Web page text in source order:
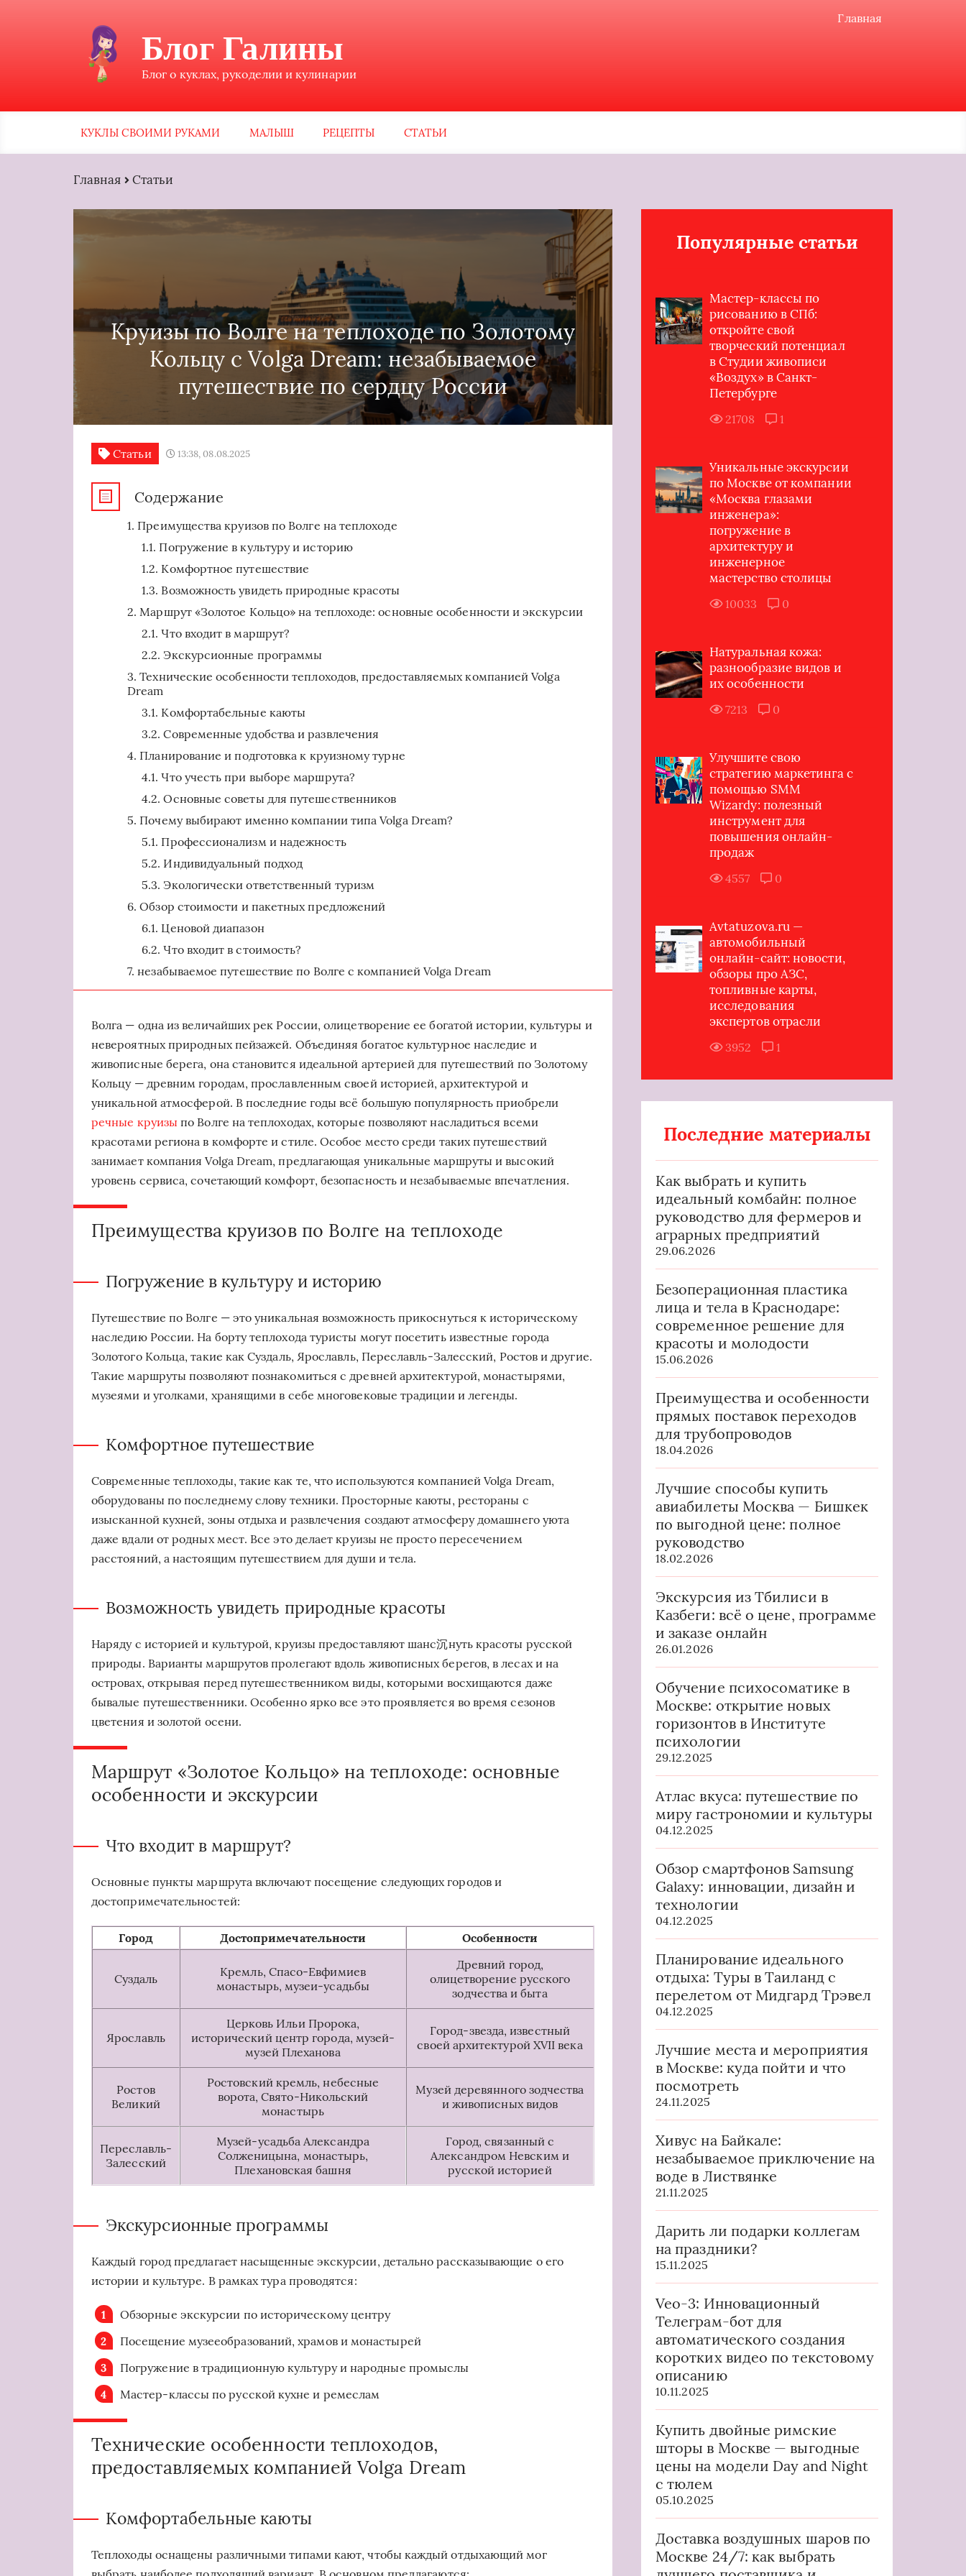
Главная
Блог Галины
Блог о куклах, рукоделии и кулинарии
КУКЛЫ СВОИМИ РУКАМИ МАЛЫШ РЕЦЕПТЫ СТАТЬИ
Главная Статьи
Круизы по Волге на теплоходе по Золотому
Кольцу с Volga Dream: незабываемое
путешествие по сердцу России
Статьи 13:38, 08.08.2025
Содержание
Преимущества круизов по Волге на теплоходе
Погружение в культуру и историю
Комфортное путешествие
Возможность увидеть природные красоты
Маршрут «Золотое Кольцо» на теплоходе: основные особенности и экскурсии
Что входит в маршрут?
Экскурсионные программы
Технические особенности теплоходов, предоставляемых компанией Volga
Dream
Комфортабельные каюты
Современные удобства и развлечения
Планирование и подготовка к круизному турне
Что учесть при выборе маршрута?
Основные советы для путешественников
Почему выбирают именно компании типа Volga Dream?
Профессионализм и надежность
Индивидуальный подход
Экологически ответственный туризм
Обзор стоимости и пакетных предложений
Ценовой диапазон
Что входит в стоимость?
незабываемое путешествие по Волге с компанией Volga Dream
Волга — одна из величайших рек России, олицетворение ее богатой истории, культуры и
невероятных природных пейзажей. Объединяя богатое культурное наследие и
живописные берега, она становится идеальной артерией для путешествий по Золотому
Кольцу — древним городам, прославленным своей историей, архитектурой и
уникальной атмосферой. В последние годы всё большую популярность приобрели
речные круизы по Волге на теплоходах, которые позволяют насладиться всеми
красотами региона в комфорте и стиле. Особое место среди таких путешествий
занимает компания Volga Dream, предлагающая уникальные маршруты и высокий
уровень сервиса, сочетающий комфорт, безопасность и незабываемые впечатления.
Преимущества круизов по Волге на теплоходе
Погружение в культуру и историю
Путешествие по Волге — это уникальная возможность прикоснуться к историческому
наследию России. На борту теплохода туристы могут посетить известные города
Золотого Кольца, такие как Суздаль, Ярославль, Переславль-Залесский, Ростов и другие.
Такие маршруты позволяют познакомиться с древней архитектурой, монастырями,
музеями и уголками, хранящими в себе многовековые традиции и легенды.
Комфортное путешествие
Современные теплоходы, такие как те, что используются компанией Volga Dream,
оборудованы по последнему слову техники. Просторные каюты, рестораны с
изысканной кухней, зоны отдыха и развлечения создают атмосферу домашнего уюта
даже вдали от родных мест. Все это делает круизы не просто пересечением
расстояний, а настоящим путешествием для души и тела.
Возможность увидеть природные красоты
Наряду с историей и культурой, круизы предоставляют шанс沉нуть красоты русской
природы. Варианты маршрутов пролегают вдоль живописных берегов, в лесах и на
островах, открывая перед путешественником виды, которыми восхищаются даже
бывалые путешественники. Особенно ярко все это проявляется во время сезонов
цветения и золотой осени.
Маршрут «Золотое Кольцо» на теплоходе: основные
особенности и экскурсии
Что входит в маршрут?
Основные пункты маршрута включают посещение следующих городов и
достопримечательностей:
Город Достопримечательности Особенности
Суздаль
Кремль, Спасо-Евфимиев
монастырь, музеи-усадьбы
Древний город,
олицетворение русского
зодчества и быта
Ярославль
Церковь Ильи Пророка,
исторический центр города, музей-
музей Плеханова
Город-звезда, известный
своей архитектурой XVII века
Ростов
Великий
Ростовский кремль, небесные
ворота, Свято-Никольский
монастырь
Музей деревянного зодчества
и живописных видов
Переславль-
Залесский
Музей-усадьба Александра
Солженицына, монастырь,
Плехановская башня
Город, связанный с
Александром Невским и
русской историей
Экскурсионные программы
Каждый город предлагает насыщенные экскурсии, детально рассказывающие о его
истории и культуре. В рамках тура проводятся:
Обзорные экскурсии по историческому центру
Посещение музееобразований, храмов и монастырей
Погружение в традиционную культуру и народные промыслы
Мастер-классы по русской кухне и ремеслам
Технические особенности теплоходов,
предоставляемых компанией Volga Dream
Комфортабельные каюты
Теплоходы оснащены различными типами кают, чтобы каждый отдыхающий мог
Популярные статьи
Мастер-классы по
рисованию в СПб:
откройте свой
творческий потенциал
в Студии живописи
«Воздух» в Санкт-
Петербурге
21708 1
Уникальные экскурсии
по Москве от компании
«Москва глазами
инженера»:
погружение в
архитектуру и
инженерное
мастерство столицы
10033 0
Натуральная кожа:
разнообразие видов и
их особенности
7213 0
Улучшите свою
стратегию маркетинга с
помощью SMM
Wizardy: полезный
инструмент для
повышения онлайн-
продаж
4557 0
Avtatuzova.ru —
автомобильный
онлайн-сайт: новости,
обзоры про АЗС,
топливные карты,
исследования
экспертов отрасли
3952 1
Последние материалы
Как выбрать и купить
идеальный комбайн: полное
руководство для фермеров и
аграрных предприятий
29.06.2026
Безоперационная пластика
лица и тела в Краснодаре:
современное решение для
красоты и молодости
15.06.2026
Преимущества и особенности
прямых поставок переходов
для трубопроводов
18.04.2026
Лучшие способы купить
авиабилеты Москва — Бишкек
по выгодной цене: полное
руководство
18.02.2026
Экскурсия из Тбилиси в
Казбеги: всё о цене, программе
и заказе онлайн
26.01.2026
Обучение психосоматике в
Москве: открытие новых
горизонтов в Институте
психологии
29.12.2025
Атлас вкуса: путешествие по
миру гастрономии и культуры
04.12.2025
Обзор смартфонов Samsung
Galaxy: инновации, дизайн и
технологии
04.12.2025
Планирование идеального
отдыха: Туры в Таиланд с
перелетом от Мидгард Трэвел
04.12.2025
Лучшие места и мероприятия
в Москве: куда пойти и что
посмотреть
24.11.2025
Хивус на Байкале:
незабываемое приключение на
воде в Листвянке
21.11.2025
Дарить ли подарки коллегам
на праздники?
15.11.2025
Veo-3: Инновационный
Телеграм-бот для
автоматического создания
коротких видео по текстовому
описанию
10.11.2025
Купить двойные римские
шторы в Москве — выгодные
цены на модели Day and Night
с тюлем
05.10.2025
Доставка воздушных шаров по
Москве 24/7: как выбрать